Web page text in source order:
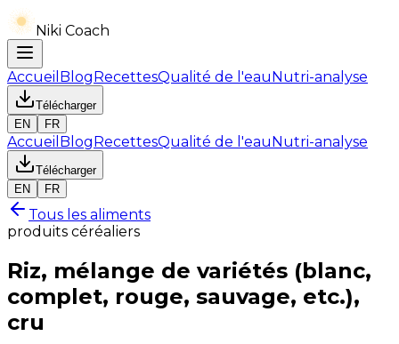
Niki Coach
Accueil BlogRecettesQualité de l'eauNutri-analyse
Télécharger
EN
FR
Accueil BlogRecettesQualité de l'eauNutri-analyse
Télécharger
EN
FR
Tous les aliments
produits céréaliers
Riz, mélange de variétés (blanc,
complet, rouge, sauvage, etc.),
cru